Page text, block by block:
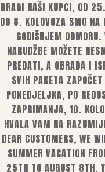
Partikl
Tekućine
Pelete
PVA
Sitno i bitno
Uslužno rolanje
Oprema za rolanje
boili
Brendovi
Uslužno rolanje
DRAGI NAŠI KUPCI, OD
DO 8. KOLOVOZA SMO NA
GODIŠNJEM ODMORU.
NARUDŽBE MOŽETE
PREDATI, A OBRADA I
SVIH PAKETA ZAPOČET
PONEDJELJKA, PO
ZAPRIMANJA, 10.
HVALA VAM NA
DEAR CUSTOMERS, WE
SUMMER VACATION
25TH TO AUGUST 8TH.